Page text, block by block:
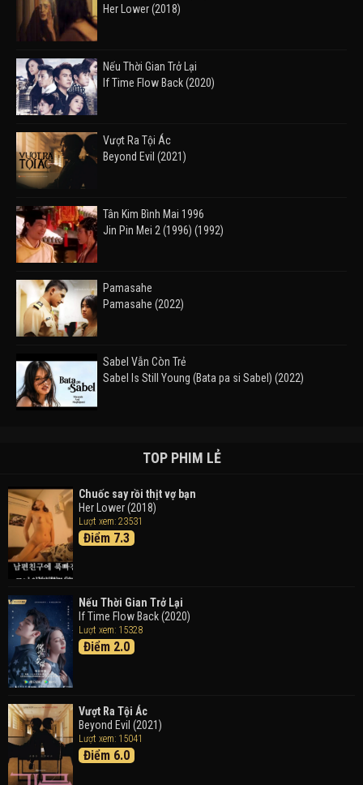
Her Lower (2018)
Nếu Thời Gian Trở Lại
If Time Flow Back (2020)
Vượt Ra Tội Ác
Beyond Evil (2021)
Tân Kim Bình Mai 1996
Jin Pin Mei 2 (1996) (1992)
Pamasahe
Pamasahe (2022)
Sabel Vẫn Còn Trẻ
Sabel Is Still Young (Bata pa si Sabel) (2022)
Takas (2024)
Thám Tử Lừng Danh Conan 26: Tàu Ngầm Sắt Màu
Đen
Detective Conan: Black Iron Submarine (2023)
Trong Tranh
Doraemon the Movie: Nobita's Art World Tales (2025)
Tháng Ngày Tươi Đẹp
TOP PHIM LẺ
Chuốc say rồi thịt vợ bạn
Her Lower (2018)
Lượt xem: 23531
Điểm 7.3
Nếu Thời Gian Trở Lại
If Time Flow Back (2020)
Lượt xem: 15328
Điểm 2.0
Vượt Ra Tội Ác
Beyond Evil (2021)
Lượt xem: 15041
Điểm 6.0